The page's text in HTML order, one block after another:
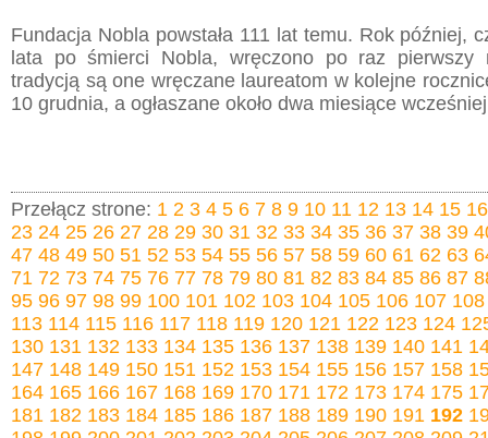
Fundacja Nobla powstała 111 lat temu. Rok później,
lata po śmierci Nobla, wręczono po raz pierwszy
tradycją są one wręczane laureatom w kolejne
10 grudnia, a ogłaszane około dwa miesiące
Przełącz strone: 1 2 3 4 5 6 7 8 9 10 11 12 13 14 15 16
23 24 25 26 27 28 29 30 31 32 33 34 35 36 37 38 39
47 48 49 50 51 52 53 54 55 56 57 58 59 60 61 62 63
71 72 73 74 75 76 77 78 79 80 81 82 83 84 85 86 87
95 96 97 98 99 100 101 102 103 104 105 106 107 108
113 114 115 116 117 118 119 120 121 122 123 124
130 131 132 133 134 135 136 137 138 139 140 141
147 148 149 150 151 152 153 154 155 156 157 158
164 165 166 167 168 169 170 171 172 173 174 175
181 182 183 184 185 186 187 188 189 190 191 192